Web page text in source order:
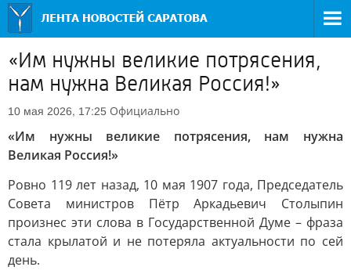
«Им нужны великие потрясения,
нам нужна Великая Россия!»
10 мая 2026, 17:25 Официально
«Им нужны великие потрясения, нам нужна
Великая Россия!»
Ровно 119 лет назад, 10 мая 1907 года, Председатель
Совета министров Пётр Аркадьевич Столыпин
произнес эти слова в Государственной Думе – фраза
стала крылатой и не потеряла актуальности по сей
день.